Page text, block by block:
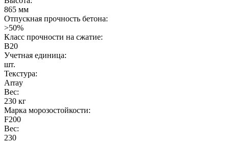
865 мм
Отпускная прочность бетона:
>50%
Класс прочности на сжатие:
B20
Учетная единица:
шт.
Текстура:
Array
Вес:
230 кг
Марка морозостойкости:
F200
Вес:
230